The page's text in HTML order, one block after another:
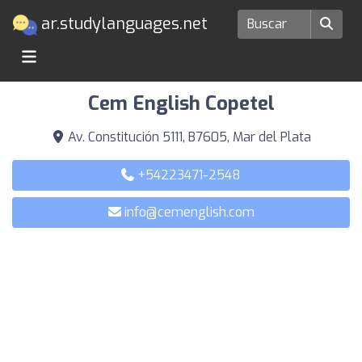
ar.studylanguages.net
Cem English Copetel
Av. Constitución 5111, B7605, Mar del Plata
+54223471-2548
info@cemenglish.com